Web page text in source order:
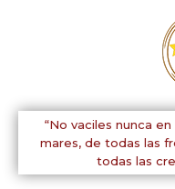
“No vaciles nunca
mares, de todas las
todas las